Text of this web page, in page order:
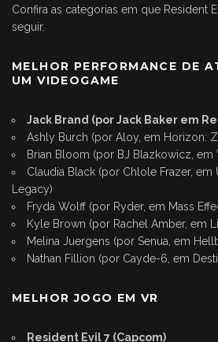
Confira as categorias em que Resident
seguir.
MELHOR PERFORMANCE DE
UM VIDEOGAME
Jack Brand (por Jack Baker em
Ashly Burch (por Aloy, em Horizon:
Brian Bloom (por BJ Blazkowicz, em
Claudia Black (por Chlole Frazer, em
Legacy)
Fryda Wolff (por Ryder, em Mass
Kyle Brown (por Rachel Amber, em
Melina Juergens (por Senua, em
Nathan Fillion (por Cayde-6, em
MELHOR JOGO EM VR
Resident Evil 7 (Capcom)